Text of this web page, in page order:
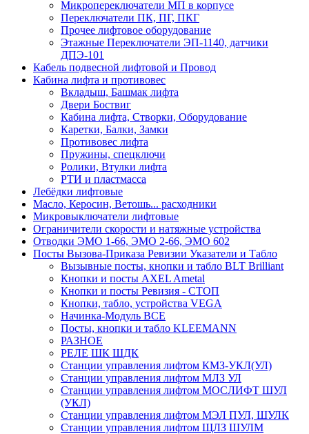
Микропереключатели МП в корпусе
Переключатели ПК, ПГ, ПКГ
Прочее лифтовое оборудование
Этажные Переключатели ЭП-1140, датчики
ДПЭ-101
Кабель подвесной лифтовой и Провод
Кабина лифта и противовес
Вкладыш, Башмак лифта
Двери Боствиг
Кабина лифта, Створки, Оборудование
Каретки, Балки, Замки
Противовес лифта
Пружины, спецключи
Ролики, Втулки лифта
РТИ и пластмасса
Лебёдки лифтовые
Масло, Керосин, Ветошь... расходники
Микровыключатели лифтовые
Ограничители скорости и натяжные устройства
Отводки ЭМО 1-66, ЭМО 2-66, ЭМО 602
Посты Вызова-Приказа Ревизии Указатели и Табло
Вызывные посты, кнопки и табло BLT Brilliant
Кнопки и посты AXEL Ametal
Кнопки и посты Ревизия - СТОП
Кнопки, табло, устройства VEGA
Начинка-Модуль ВСЕ
Посты, кнопки и табло KLEEMANN
РАЗНОЕ
РЕЛЕ ШК ШДК
Станции управления лифтом КМЗ-УКЛ(УЛ)
Станции управления лифтом МЛЗ УЛ
Станции управления лифтом МОСЛИФТ ШУЛ
(УКЛ)
Станции управления лифтом МЭЛ ПУЛ, ШУЛК
Станции управления лифтом ЩЛЗ ШУЛМ